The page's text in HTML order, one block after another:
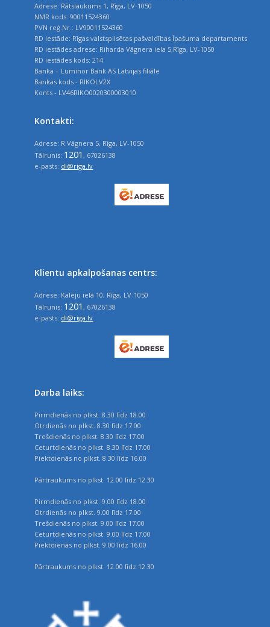
Adrese: Rātslaukums 1, Rīga, LV-1050
NMR kods: 90011524360
PVN reģ.Nr.: LV90011524360
RD iestāde: Rīgas valstspilsētas pašvaldības Īpašuma departaments
RD iestādes adrese: Riharda Vāgnera iela 5,Rīga, LV-1050
RD iestādes kods: 214
Banka – Luminor Bank AS Latvijas filiāle
Bankas kods - RIKOLV2X
Konts - LV46RIKO0020300003010
Kontakti:
Adrese: R.Vāgnera 5, Rīga, LV-1050
Tālrunis: 1201 , 67026138
e-pasts: di@riga.lv
Klientu apkalpošanas centrs:
Adrese: Kalēju ielā 10, Rīga, LV-1050
Tālrunis: 1201, 67026138
e-pasts: di@riga.lv
Darba laiks:
Pirmdienās no plkst. 8.30 līdz 18.00
Otrdienās no plkst. 8.30 līdz 17.00
Trešdienās no plkst. 8.30 līdz 17.00
Ceturtdienās no plkst. 8.30 līdz 17.00
Piektdienās no plkst. 8.30 līdz 16.00
Pārtraukums no plkst. 12.00 līdz 12.30
Pirmdienās no plkst. 9.00 līdz 18.00
Otrdienās no plkst. 9.00 līdz 17.00
Trešdienās no plkst. 9.00 līdz 17.00
Ceturtdienās no plkst. 9.00 līdz 17.00
Piektdienās no plkst. 9.00 līdz 16.00
Pārtraukums no plkst. 12.00 līdz 12.30